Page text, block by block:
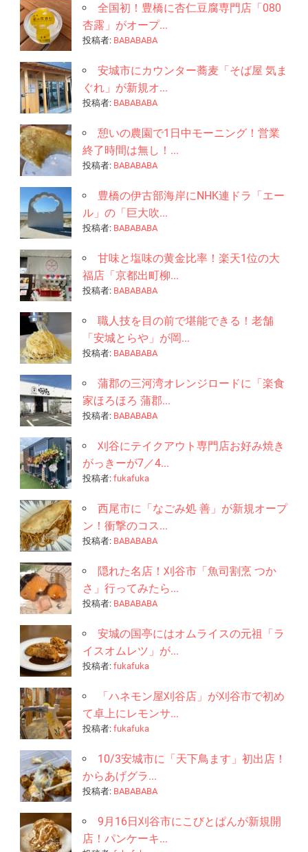
全国初！豊橋に杏仁豆腐専門店「080
杏露」がオープ...
投稿者: BABABABA
安城市にカウンター蕎麦「そば屋 気ま
ぐれ」が新規オ...
投稿者: BABABABA
憩いの農園で1日中モーニング！営業
終了時間は無し！...
投稿者: BABABABA
豊橋の伊古部海岸にNHK連ドラ「エー
ル」の「巨大吹...
投稿者: BABABABA
甘味と塩味の黄金比率！楽天1位の大
福店「京都出町柳...
投稿者: BABABABA
職人技を目の前で堪能できる！老舗
「安城とらや」が岡...
投稿者: BABABABA
蒲郡の三河湾オレンジロードに「楽食
家ほろほろ 蒲郡...
投稿者: BABABABA
刈谷にテイクアウト専門店お好み焼き
がっきーが7／4...
投稿者: fukafuka
西尾市に「なごみ処 善」が新規オープ
ン！衝撃のコス...
投稿者: BABABABA
隠れた名店！刈谷市「魚司割烹 つか
さ」行ってみたら...
投稿者: BABABABA
安城の国亭にはオムライスの元祖「ラ
イスオムレツ」が...
投稿者: fukafuka
「ハネモン屋刈谷店」が刈谷市で初め
て卓上にレモンサ...
投稿者: fukafuka
10/3安城市に「天下鳥ます」初出店！
からあげグラ...
投稿者: BABABABA
9月16日刈谷市にこびとぱんが新規開
店！パンケーキ...